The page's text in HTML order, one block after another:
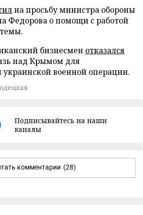
на просьбу министра обороны
Федорова о помощи с работой
бизнесмен отказался
над Крымом для
военной операции.
Подписывайтесь на наши
каналы
комментарии (28)